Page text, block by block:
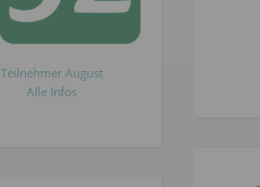
Teilnehmer August
Alle Infos